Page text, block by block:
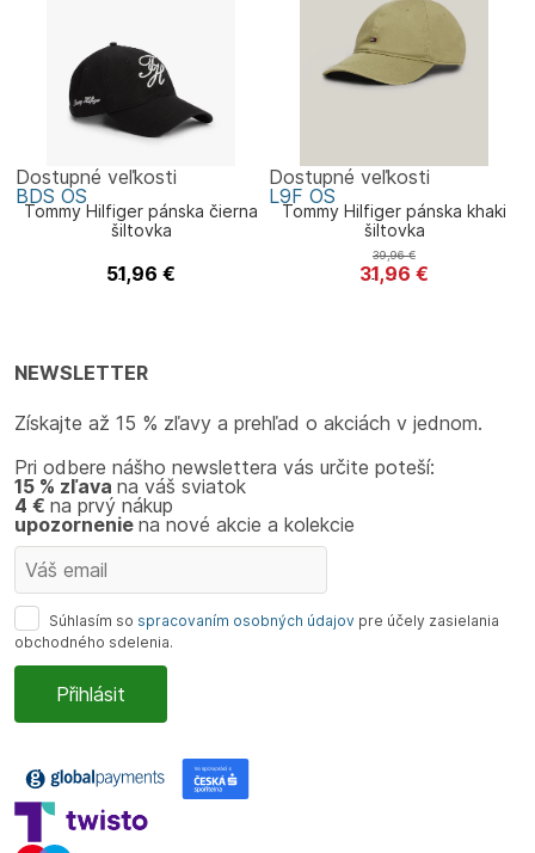
Tommy Hilfiger pánska čierna
šiltovka
Tommy Hilfiger
51,96 €
Dostupné veľkosti
BDS OS
Tommy Hilfiger pánska khaki
šiltovka
Tommy Hilfiger
31,96 €
39,96€
Dostupné veľkosti
L9F OS
NEWSLETTER
Získajte až 15 % zľavy a prehľad o akciách v jednom.
Pri odbere nášho newslettera vás určite poteší:
15 % zľava na váš sviatok
4 € na prvý nákup
upozornenie na nové akcie a kolekcie
Súhlasím so spracovaním osobných údajov pre účely zasielania
obchodného sdelenia.